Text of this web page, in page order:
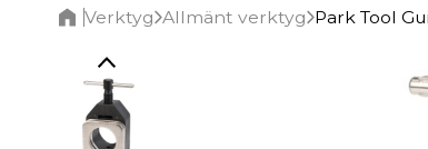
Verktyg Allmänt verktyg Park Tool